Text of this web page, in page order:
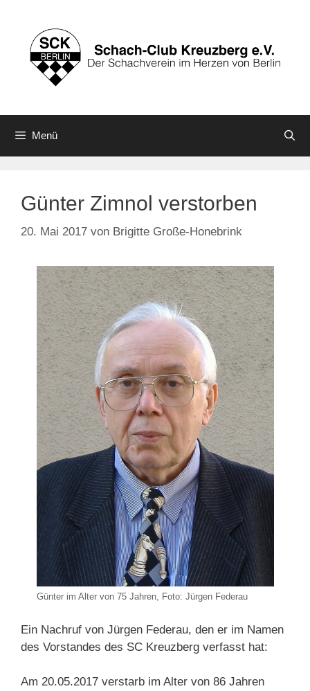
springen
Menü
Günter Zimnol verstorben
20. Mai 2017 von Brigitte Große-Honebrink
Günter im Alter von 75 Jahren, Foto: Jürgen Federau
Ein Nachruf von Jürgen Federau, den er im Namen
des Vorstandes des SC Kreuzberg verfasst hat:
Am 20.05.2017 verstarb im Alter von 86 Jahren